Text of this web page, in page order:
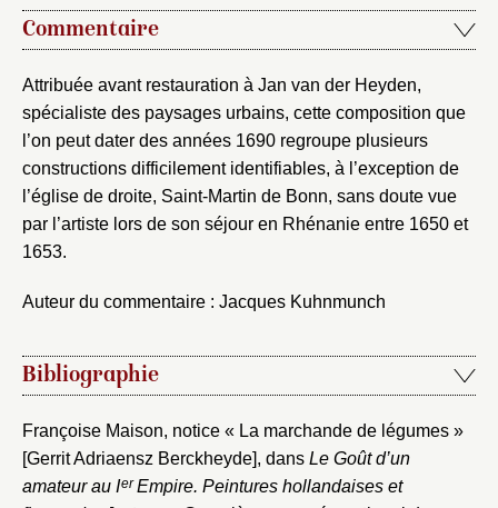
Commentaire
Attribuée avant restauration à Jan van der Heyden,
spécialiste des paysages urbains, cette composition que
l’on peut dater des années 1690 regroupe plusieurs
constructions difficilement identifiables, à l’exception de
l’église de droite, Saint-Martin de Bonn, sans doute vue
par l’artiste lors de son séjour en Rhénanie entre 1650 et
1653.
Auteur du commentaire : Jacques Kuhnmunch
Bibliographie
Françoise Maison, notice « La marchande de légumes »
[Gerrit Adriaensz Berckheyde], dans Le Goût d’un
amateur au IerEmpire. Peintures hollandaises et